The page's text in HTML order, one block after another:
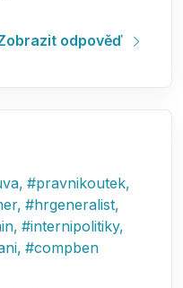
odpověď
, #pravnikoutek,
, #hrgeneralist,
, #internipolitiky,
, #compben